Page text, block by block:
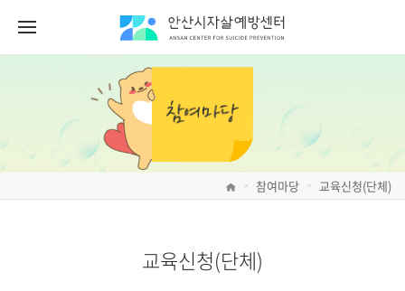
> 참여마당 > 교육신청(단체)
교육신청(단체)